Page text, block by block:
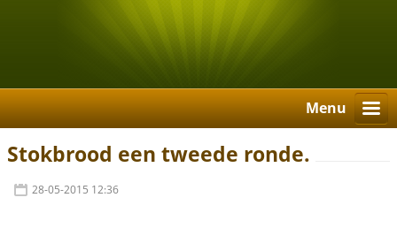
Menu
Stokbrood een tweede ronde.
28-05-2015 12:36